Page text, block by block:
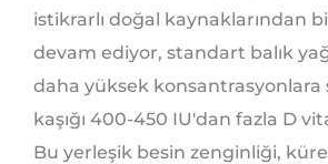
istikrarlı doğal kaynaklarından
devam ediyor, standart balık
daha yüksek konsantrasyonlara
kaşığı 400-450 IU'dan fazla D
Bu yerleşik besin zenginliği,